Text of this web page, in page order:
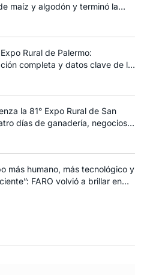
maíz y algodón y terminó la
Rural de Palermo:
completa y datos clave de la
la 81° Expo Rural de San
días de ganadería, negocios y
más humano, más tecnológico y
FARO volvió a brillar en